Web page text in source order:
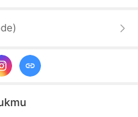
membunuh seekor
akan ditampar dua
waktu Jin Manyin yang
)